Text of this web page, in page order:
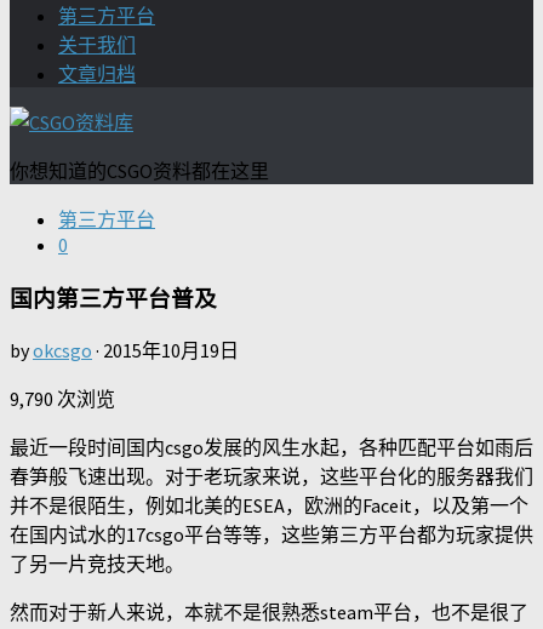
第三方平台
关于我们
文章归档
你想知道的CSGO资料都在这里
第三方平台
0
国内第三方平台普及
byokcsgo · 2015年10月19日
9,790 次浏览
最近一段时间国内csgo发展的风生水起，各种匹配平台如雨后
春笋般飞速出现。对于老玩家来说，这些平台化的服务器我们
并不是很陌生，例如北美的ESEA，欧洲的Faceit，以及第一个
在国内试水的17csgo平台等等，这些第三方平台都为玩家提供
了另一片竞技天地。
然而对于新人来说，本就不是很熟悉steam平台，也不是很了